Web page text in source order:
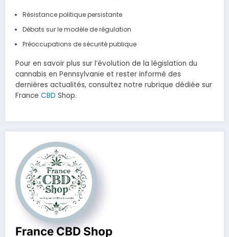
Résistance politique persistante
Débats sur le modèle de régulation
Préoccupations de sécurité publique
Pour en savoir plus sur l’évolution de la législation du
cannabis en Pennsylvanie et rester informé des
dernières actualités, consultez notre rubrique dédiée sur
France CBD Shop.
France CBD Shop